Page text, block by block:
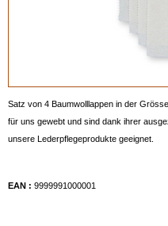
Satz von 4 Baumwolllappen in der
für uns gewebt und sind dank ihrer
unsere Lederpflegeprodukte geeignet.
EAN : 9999991000001